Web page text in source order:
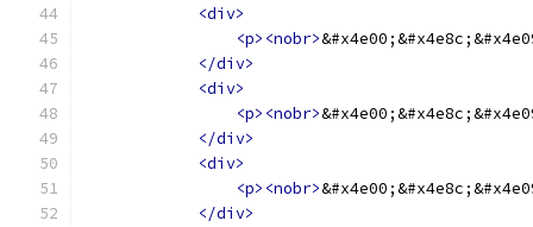
<div>
<p><nobr>
</div>
<div>
<p><nobr>
</div>
<div>
<p><nobr>
</div>